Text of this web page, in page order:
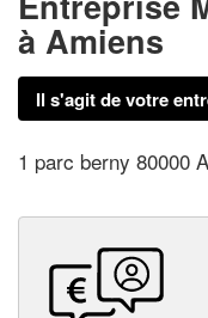
à Amiens
Il s'agit de votre
1 parc berny 80000